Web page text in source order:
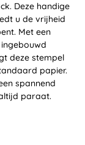
Deze handige
u de vrijheid
Met een
deze stempel
papier.
spannend
paraat.